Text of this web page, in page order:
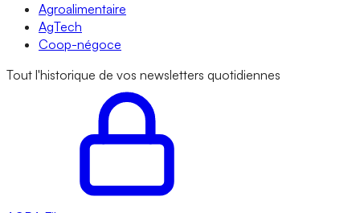
Agroalimentaire
AgTech
Coop-négoce
Tout l'historique de vos newsletters quotidiennes